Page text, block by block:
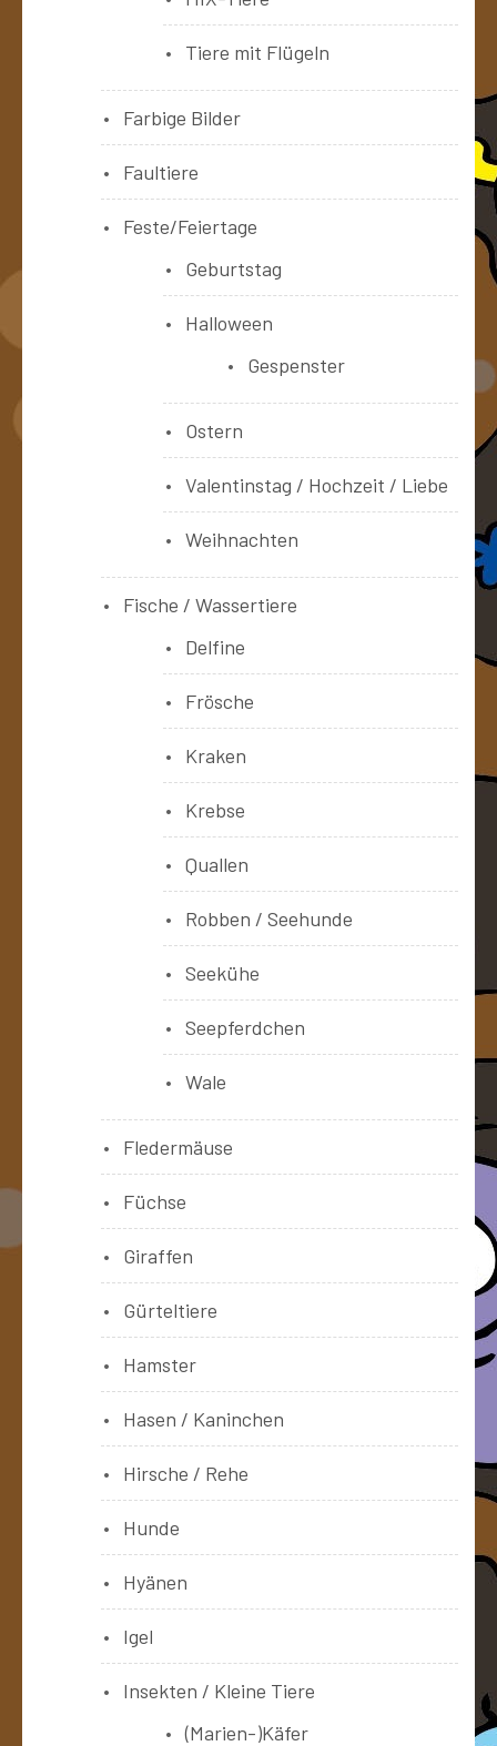
Tiere mit Flügeln
Farbige Bilder
Faultiere
Feste/Feiertage
Geburtstag
Halloween
Gespenster
Ostern
Valentinstag / Hochzeit / Liebe
Weihnachten
Fische / Wassertiere
Delfine
Frösche
Kraken
Krebse
Quallen
Robben / Seehunde
Seekühe
Seepferdchen
Wale
Fledermäuse
Füchse
Giraffen
Gürteltiere
Hamster
Hasen / Kaninchen
Hirsche / Rehe
Hunde
Hyänen
Igel
Insekten / Kleine Tiere
(Marien-)Käfer